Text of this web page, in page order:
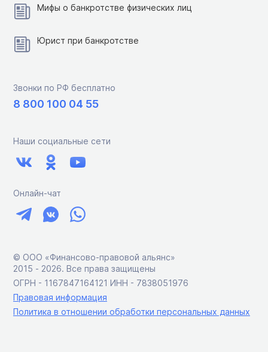
Мифы о банкротстве физических лиц
Юрист при банкротстве
Звонки по РФ бесплатно
8 800 100 04 55
Наши социальные сети
Онлайн-чат
© ООО «Финансово-правовой альянс»
2015 ‑ 2026. Все права защищены
ОГРН - 1167847164121 ИНН - 7838051976
Правовая информация
Политика в отношении обработки персональных данных